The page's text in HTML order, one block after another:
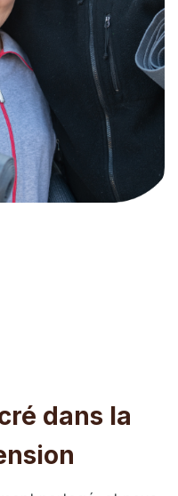
dans la